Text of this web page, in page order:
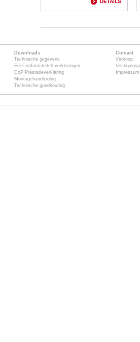
DETAILS
Downloads
Technische gegevens
EG Conformiteitstsverklaringen
DoP Prestatieverklaring
Montagehandleiding
Technische goedkeuring
Contact
Verkoop
Impressum